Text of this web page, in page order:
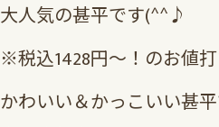
大人気の甚平です(^^♪
※税込1428円～！のお値打
かわいい＆かっこいい甚